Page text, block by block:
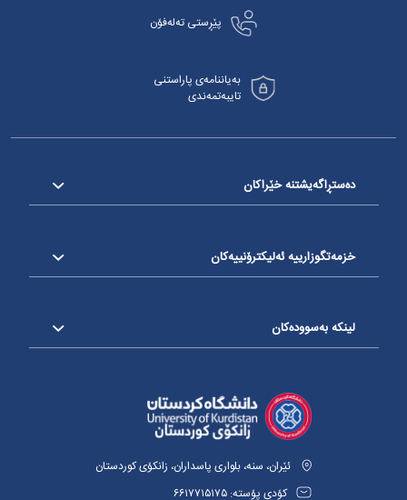
پێڕستی تەلەفۆن
بەیاننامەی پاراستنی
تایبەتمەندی
دەستڕاگەیشتنە خێراکان
خزمەتگوزارییە ئەلیکترۆنییەکان
لینکە بەسوودەکان
ئێران، سنە، بلواری پاسداران، زانکۆی کوردستان
کۆدی پۆستە: ٦٦١٧٧١٥١٧٥